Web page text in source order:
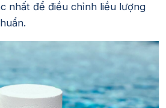
nhất để điều chỉnh liều lượng